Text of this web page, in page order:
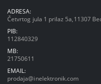
ADRESA:
Četvrtog jula 1 prilaz 5a,11307
PIB:
112840329
MB:
21750611
EMAIL:
prodaja@inelektronik.com